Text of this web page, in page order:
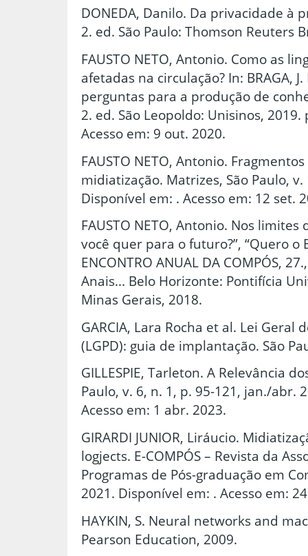
DONEDA, Danilo. Da privacidade à
2. ed. São Paulo: Thomson Reuters
FAUSTO NETO, Antonio. Como as
afetadas na circulação? In: BRAGA,
perguntas para a produção de
2. ed. São Leopoldo: Unisinos,
Acesso em: 9 out. 2020.
FAUSTO NETO, Antonio.
midiatização. Matrizes, São Paulo,
Disponível em: . Acesso em: 12 set.
FAUSTO NETO, Antonio. Nos
você quer para o futuro?”, “Quero o
ENCONTRO ANUAL DA COMPÓS,
Anais... Belo Horizonte: Pontifícia
Minas Gerais, 2018.
GARCIA, Lara Rocha et al. Lei Geral
(LGPD): guia de implantação. São
GILLESPIE, Tarleton. A Relevância
Paulo, v. 6, n. 1, p. 95-121, jan./abr.
Acesso em: 1 abr. 2023.
GIRARDI JUNIOR, Liráucio.
logjects. E-COMPÓS – Revista da
Programas de Pós-graduação em
2021. Disponível em: . Acesso em:
HAYKIN, S. Neural networks and
Pearson Education, 2009.